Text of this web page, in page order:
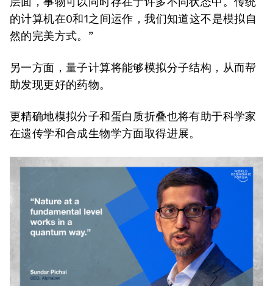
的计算机在0和1之间运作，我们知道这不是模拟自
然的完美方式。”
另一方面，量子计算将能够模拟分子结构，从而帮
助发现更好的药物。
更精确地模拟分子和蛋白质折叠也将有助于科学家
在遗传学和合成生物学方面取得进展。